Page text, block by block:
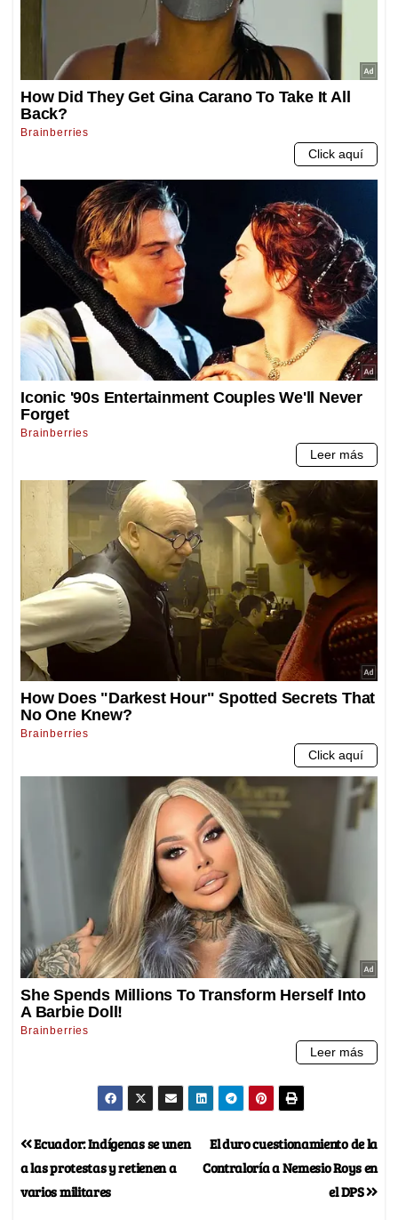
El duro cuestionamiento de la
Contraloría a Nemesio Roys en
el DPS
Ecuador: Indígenas se unen
a las protestas y retienen a
varios militares